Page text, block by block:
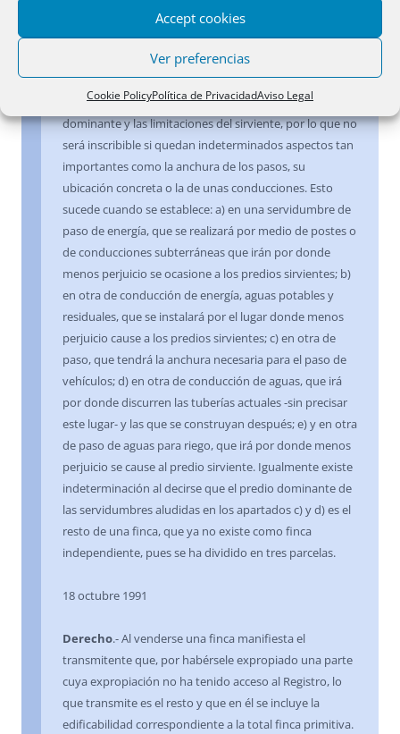
Accept cookies
Ver preferencias
Cookie PolicyPolítica de PrivacidadAviso Legal
Derecho.- La inscripción del derecho de servidumbre
debe expresar su extensión, límites y demás
características configuradoras, como presupuesto
básico para la fijación de los derechos del predio
dominante y las limitaciones del sirviente, por lo que no
será inscribible si quedan indeterminados aspectos tan
importantes como la anchura de los pasos, su
ubicación concreta o la de unas conducciones. Esto
sucede cuando se establece: a) en una servidumbre de
paso de energía, que se realizará por medio de postes o
de conducciones subterráneas que irán por donde
menos perjuicio se ocasione a los predios sirvientes; b)
en otra de conducción de energía, aguas potables y
residuales, que se instalará por el lugar donde menos
perjuicio cause a los predios sirvientes; c) en otra de
paso, que tendrá la anchura necesaria para el paso de
vehículos; d) en otra de conducción de aguas, que irá
por donde discurren las tuberías actuales -sin precisar
este lugar- y las que se construyan después; e) y en otra
de paso de aguas para riego, que irá por donde menos
perjuicio se cause al predio sirviente. Igualmente existe
indeterminación al decirse que el predio dominante de
las servidumbres aludidas en los apartados c) y d) es el
resto de una finca, que ya no existe como finca
independiente, pues se ha dividido en tres parcelas.
18 octubre 1991
Derecho.- Al venderse una finca manifiesta el
transmitente que, por habérsele expropiado una parte
cuya expropiación no ha tenido acceso al Registro, lo
que transmite es el resto y que en él se incluye la
edificabilidad correspondiente a la total finca primitiva.